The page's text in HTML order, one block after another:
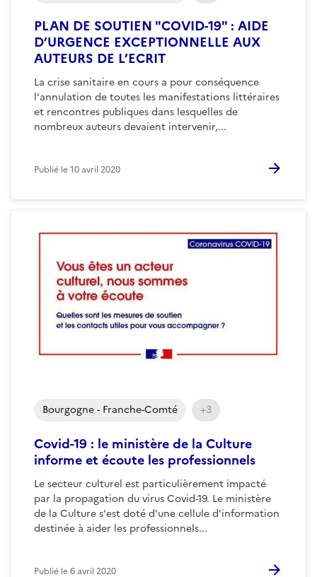
PLAN DE SOUTIEN "COVID-19" : AIDE
D’URGENCE EXCEPTIONNELLE AUX
AUTEURS DE L’ECRIT
La crise sanitaire en cours a pour conséquence
l'annulation de toutes les manifestations littéraires
et rencontres publiques dans lesquelles de
nombreux auteurs devaient intervenir,...
Publié le10 avril 2020
Covid-19 : le ministère de la Culture
informe et écoute les professionnels
Le secteur culturel est particulièrement impacté
par la propagation du virus Covid-19. Le ministère
de la Culture s'est doté d'une cellule d'information
destinée à aider les professionnels...
Bourgogne - Franche-Comté +3
Publié le6 avril 2020